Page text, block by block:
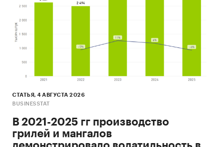
СТАТЬЯ, 4 АВГУСТА 2026
BUSINESSTAT
В 2021-2025 гг производство
грилей и мангалов